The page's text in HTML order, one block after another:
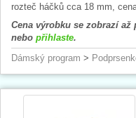
rozteč háčků cca 18 mm,
Cena výrobku se zobrazí
nebo přihlaste.
Dámský program >